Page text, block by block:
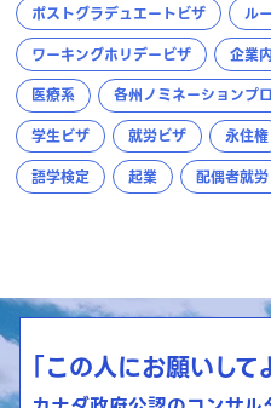
ポストグラデュエートビザ
ル
ワーキングホリデービザ
企業
医療系
各州ノミネーションプ
学生ビザ
就労ビザ 永住権
語学検定
起業 配偶者就
「この人にお願いし